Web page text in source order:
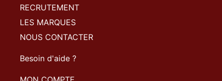
RECRUTEMENT
LES MARQUES
NOUS CONTACTER
Besoin d'aide ?